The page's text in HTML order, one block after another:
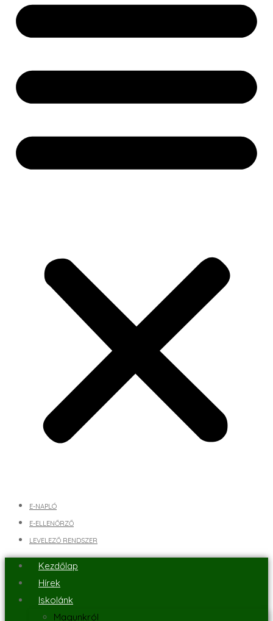
E-NAPLÓ
E-ELLENŐRZŐ
LEVELEZŐ RENDSZER
Kezdőlap
Hírek
Iskolánk
Magunkról